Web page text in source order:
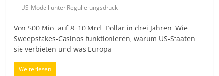
— US-Modell unter Regulierungsdruck
Von 500 Mio. auf 8–10 Mrd. Dollar in drei Jahren. Wie
Sweepstakes-Casinos funktionieren, warum US-Staaten
sie verbieten und was Europa
Weiterlesen